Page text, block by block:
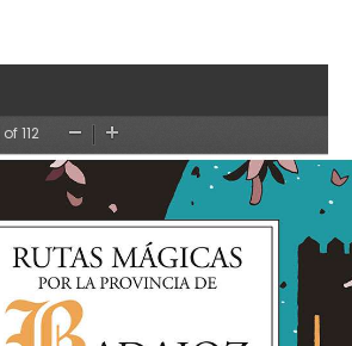
of 112
Zoom
Out
Zoom